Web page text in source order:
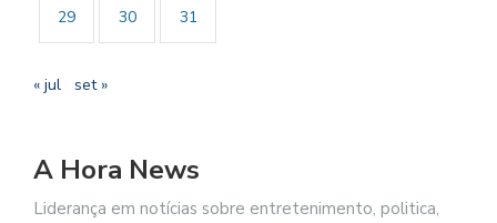
29 30 31
« jul set »
A Hora News
Liderança em notícias sobre entretenimento, politica,